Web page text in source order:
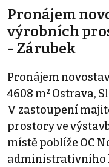
Pronájem
výrobních
- Zárubek
Pronájem
4608 m² Ostrava,
V zastoupení
prostory ve
místě poblíže OC
administrativního